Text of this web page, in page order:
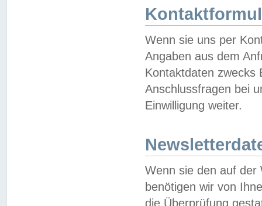
Wenn sie uns per
Angaben aus dem
Kontaktdaten zwecks
Anschlussfragen bei
Einwilligung weiter.
Wenn sie den auf der
benötigen wir von
die Überprüfung